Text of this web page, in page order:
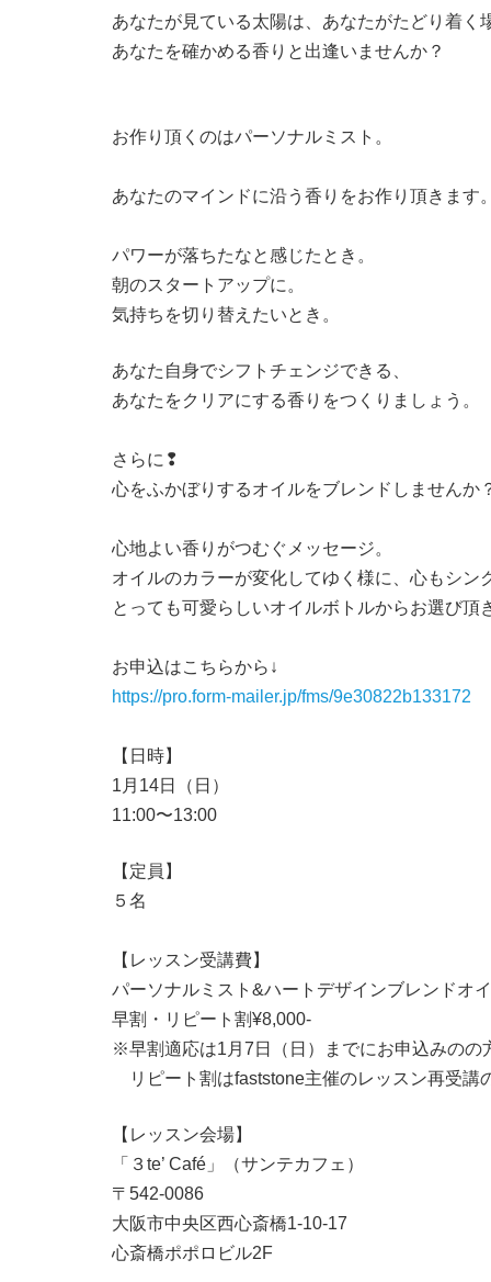
あなたが見ている太陽は、あなたがたどり着
あなたを確かめる香りと出逢いませんか？
お作り頂くのはパーソナルミスト。
あなたのマインドに沿う香りをお作り頂きま
パワーが落ちたなと感じたとき。
朝のスタートアップに。
気持ちを切り替えたいとき。
あなた自身でシフトチェンジできる、
あなたをクリアにする香りをつくりましょう。
さらに❢
心をふかぼりするオイルをブレンドしませんか
心地よい香りがつむぐメッセージ。
オイルのカラーが変化してゆく様に、心もシ
とっても可愛らしいオイルボトルからお選び頂
お申込はこちらから↓
https://pro.form-mailer.jp/fms/9e30822b133172
【日時】
1月14日（日）
11:00〜13:00
【定員】
５名
【レッスン受講費】
パーソナルミスト&ハートデザインブレンドオ
早割・リピート割¥8,000-
※早割適応は1月7日（日）までにお申込みの
リピート割はfaststone主催のレッスン再受講
【レッスン会場】
「３te’ Café」（サンテカフェ）
〒542-0086
大阪市中央区西心斎橋1-10-17
心斎橋ポポロビル2F